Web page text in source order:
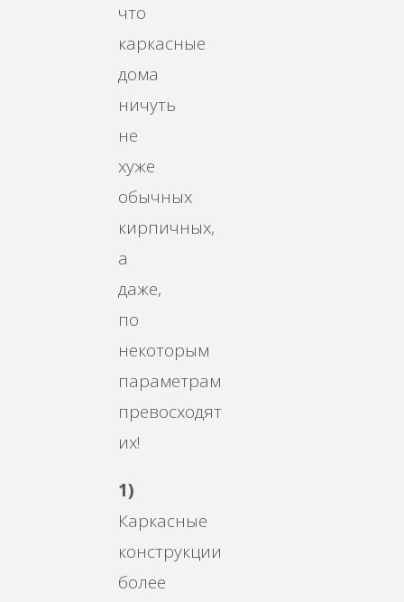
что
каркасные
дома
ничуть
не
хуже
обычных
кирпичных,
а
даже,
по
некоторым
параметрам
превосходят
их!
1)
Каркасные
конструкции
более